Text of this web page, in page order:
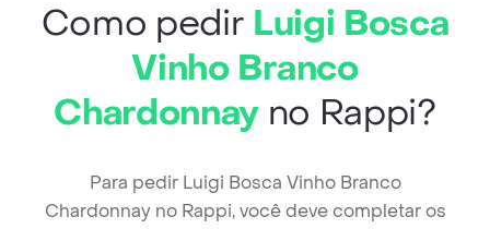
Como pedir Luigi Bosca
Vinho Branco
Chardonnay no Rappi?
Para pedir Luigi Bosca Vinho Branco
Chardonnay no Rappi, você deve completar os